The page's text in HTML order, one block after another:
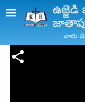
Skip to mainఉజ్జెడి
వాదు